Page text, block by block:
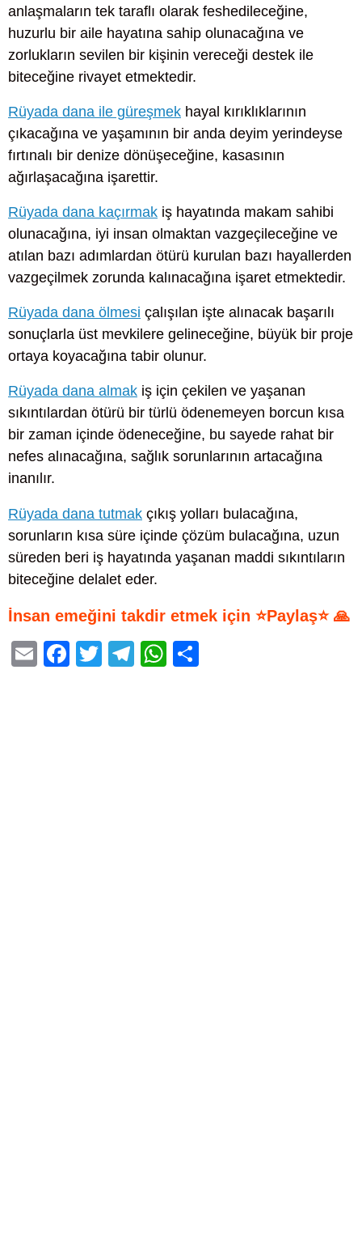
anlaşmaların tek taraflı olarak feshedileceğine,
huzurlu bir aile hayatına sahip olunacağına ve
zorlukların sevilen bir kişinin vereceği destek ile
biteceğine rivayet etmektedir.
Rüyada dana ile güreşmek hayal kırıklıklarının
çıkacağına ve yaşamının bir anda deyim yerindeyse
fırtınalı bir denize dönüşeceğine, kasasının
ağırlaşacağına işarettir.
Rüyada dana kaçırmak iş hayatında makam sahibi
olunacağına, iyi insan olmaktan vazgeçileceğine ve
atılan bazı adımlardan ötürü kurulan bazı hayallerden
vazgeçilmek zorunda kalınacağına işaret etmektedir.
Rüyada dana ölmesi çalışılan işte alınacak başarılı
sonuçlarla üst mevkilere gelineceğine, büyük bir proje
ortaya koyacağına tabir olunur.
Rüyada dana almak iş için çekilen ve yaşanan
sıkıntılardan ötürü bir türlü ödenemeyen borcun kısa
bir zaman içinde ödeneceğine, bu sayede rahat bir
nefes alınacağına, sağlık sorunlarının artacağına
inanılır.
Rüyada dana tutmak çıkış yolları bulacağına,
sorunların kısa süre içinde çözüm bulacağına, uzun
süreden beri iş hayatında yaşanan maddi sıkıntıların
biteceğine delalet eder.
İnsan emeğini takdir etmek için ⭐Paylaş⭐ 🙏
E
F
T
T
W